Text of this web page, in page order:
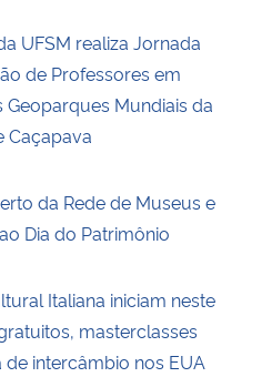
UFSM realiza Jornada
de Professores em
Mundiais da
Caçapava
da Rede de Museus e
Dia do Patrimônio
Italiana iniciam neste
masterclasses
intercâmbio nos EUA